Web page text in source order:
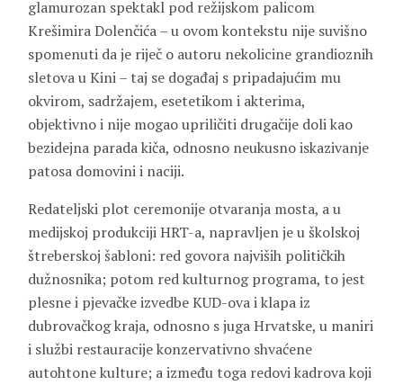
glamurozan spektakl pod režijskom palicom
Krešimira Dolenčića – u ovom kontekstu nije suvišno
spomenuti da je riječ o autoru nekolicine grandioznih
sletova u Kini – taj se događaj s pripadajućim mu
okvirom, sadržajem, esetetikom i akterima,
objektivno i nije mogao upriličiti drugačije doli kao
bezidejna parada kiča, odnosno neukusno iskazivanje
patosa domovini i naciji.
Redateljski plot ceremonije otvaranja mosta, a u
medijskoj produkciji HRT-a, napravljen je u školskoj
štreberskoj šabloni: red govora najviših političkih
dužnosnika; potom red kulturnog programa, to jest
plesne i pjevačke izvedbe KUD-ova i klapa iz
dubrovačkog kraja, odnosno s juga Hrvatske, u maniri
i službi restauracije konzervativno shvaćene
autohtone kulture; a između toga redovi kadrova koji